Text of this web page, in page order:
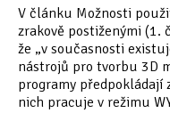
V článku Možnosti
zrakově postiženými (1.
že „v současnosti
nástrojů pro tvorbu 3D
programy předpokládají
nich pracuje v režimu